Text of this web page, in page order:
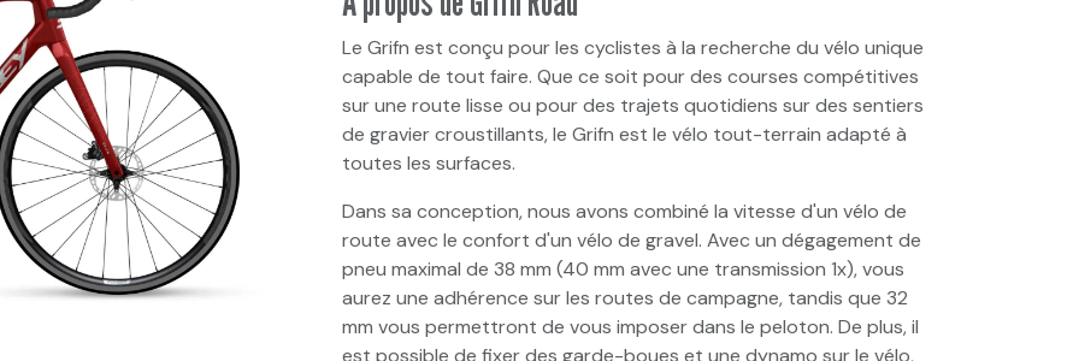
Le Grifn est conçu pour les cyclistes à la recherche du vélo unique
capable de tout faire. Que ce soit pour des courses compétitives
sur une route lisse ou pour des trajets quotidiens sur des sentiers
de gravier croustillants, le Grifn est le vélo tout-terrain adapté à
toutes les surfaces.
Dans sa conception, nous avons combiné la vitesse d'un vélo de
route avec le confort d'un vélo de gravel. Avec un dégagement de
pneu maximal de 38 mm (40 mm avec une transmission 1x), vous
aurez une adhérence sur les routes de campagne, tandis que 32
mm vous permettront de vous imposer dans le peloton. De plus, il
est possible de fixer des garde-boues et une dynamo sur le vélo,